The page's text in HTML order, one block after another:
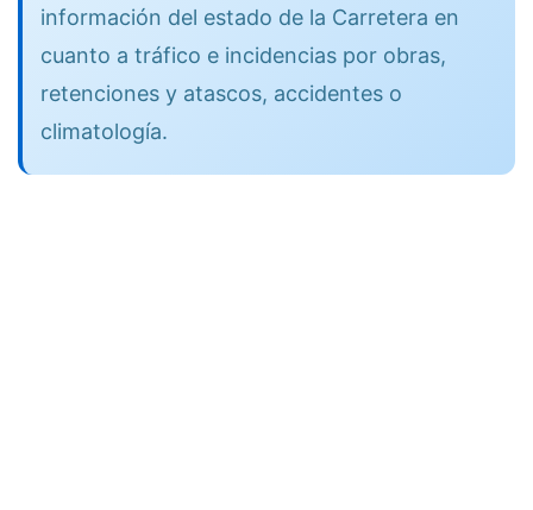
información del estado de la Carretera en
cuanto a tráfico e incidencias por obras,
retenciones y atascos, accidentes o
climatología.